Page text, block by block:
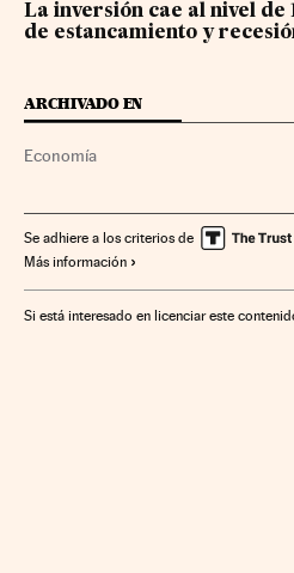
La inversión cae al nivel de
de estancamiento y
ARCHIVADO EN
Economía
Se adhiere a los criterios de
Más información
Si está interesado en licenciar este